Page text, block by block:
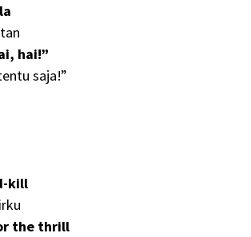
hai!”
saja!”
kill
the thrill